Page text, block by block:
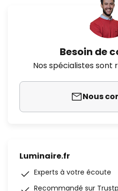
Besoin de
Nos spécialistes sont
Nous
Luminaire.fr
Experts à votre écoute
Recommandé sur